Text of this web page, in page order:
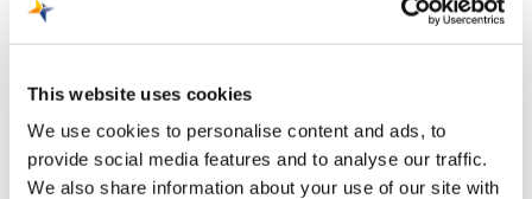
This website uses cookies
We use cookies to personalise content and ads, to
provide social media features and to analyse our traffic.
We also share information about your use of our site with
sur l'autoroute A2/E25. Donc si vous prenez la
sortie, vous êtes déjà là. Et vous pouvez vous
garer juste à côté du terminal ou devant la
quelqu'un.
Nous sommes également faciles à atteindre